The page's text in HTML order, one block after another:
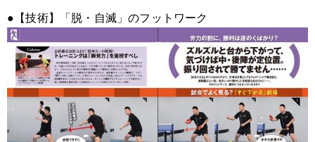
●【技術】「脱・自滅」のフットワーク